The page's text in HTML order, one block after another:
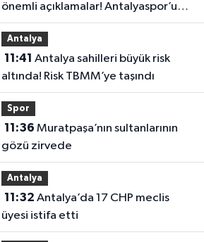
önemli açıklamalar! Antalyaspor’un
merak edilenlerini anlattı
Antalya
11:41
altında! Risk TBMM’ye taşındı
Spor
11:36
gözü zirvede
Antalya
11:32
üyesi istifa etti